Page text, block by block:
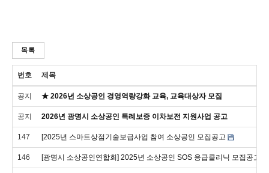
목록
번호 제목
공지 ★ 2026년 소상공인 경영역량강화 교육, 교육대상자 모집
공지 2026년 광명시 소상공인 특례보증 이차보전 지원사업 공고
147 [2025년 스마트상점기술보급사업 참여 소상공인 모집공고
146 [광명시 소상공인연합회] 2025년 소상공인 SOS 응급클리닉 모집공고